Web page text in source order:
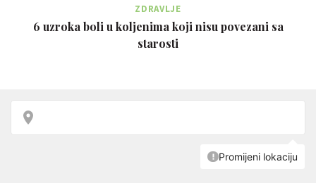
ZDRAVLJE
6 uzroka boli u koljenima koji nisu povezani sa
starosti